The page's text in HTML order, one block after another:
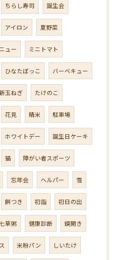
ちらし寿司 誕生会
アイロン 夏野菜
ュー ミニトマト
ひなたぼっこ バーベキュー
玉ねぎ たけのこ
花見 精米 駐車場
ホワイトデー 誕生日ケーキ
猫 障がい者スポーツ
忘年会 ヘルパー 雪
餅つき 初詣 初日の出
草粥 健康診断 鏡開き
米粉パン しいたけ